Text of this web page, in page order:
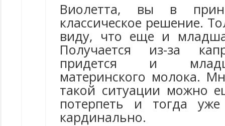
Виолетта, вы в
классическое решение.
виду, что еще и
Получается из-за
придется и
материнского молока.
такой ситуации можно
потерпеть и тогда
кардинально.